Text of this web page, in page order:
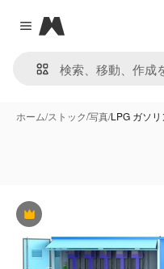
Close menu
Magnific
ホーム/ストック/写真/LPG ガソ
Premium